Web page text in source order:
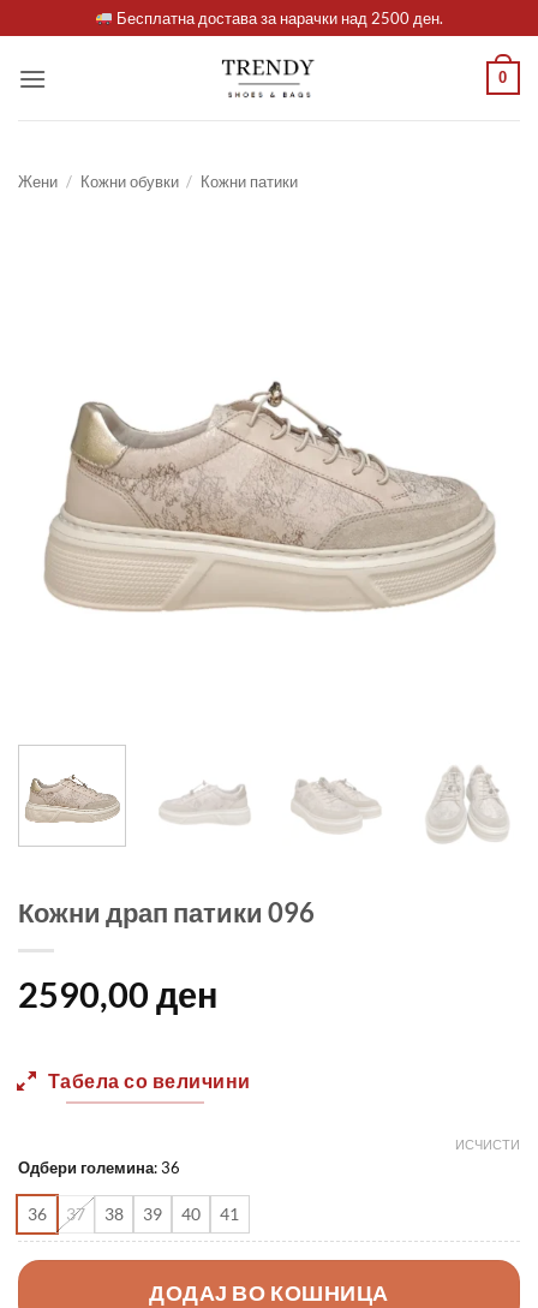
to
content
Бесплатна достава за нарачки над 2500 ден.
0
Жени / Кожни обувки / Кожни патики
Кожни драп патики 096
2590,00 ден
Табела со величини
Одбери големина:36
36 37 38 39 40 41
ИСЧИСТИ
ДОДАЈ ВО КОШНИЦА